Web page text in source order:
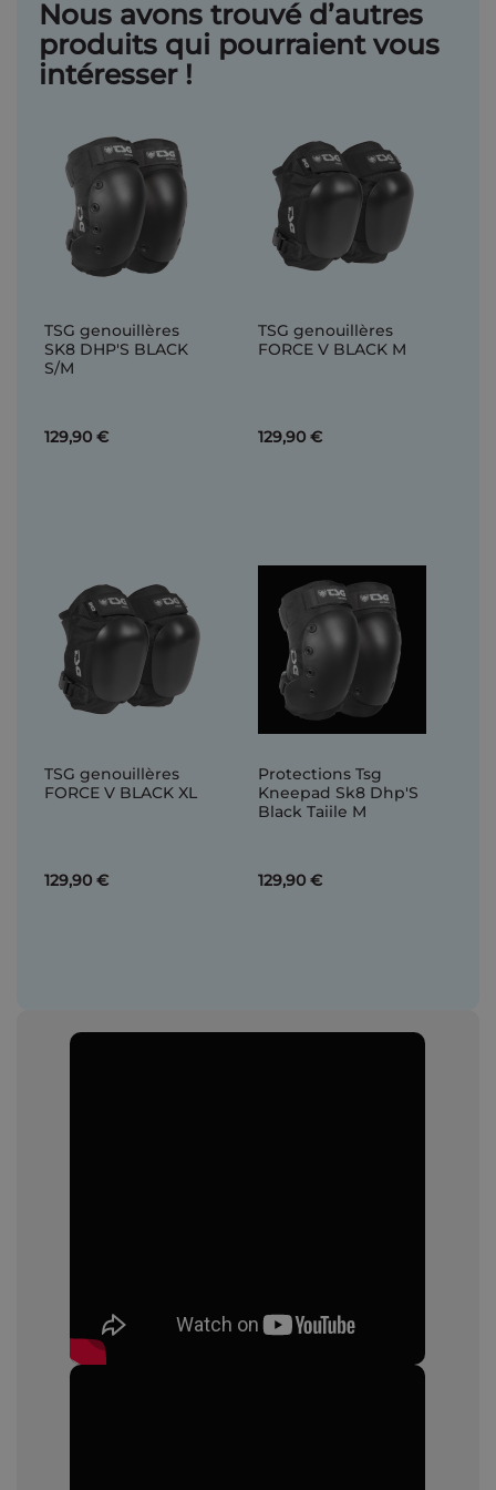
Nous avons trouvé d’autres
produits qui pourraient vous
intéresser !
TSG genouillères
SK8 DHP'S BLACK
S/M
129,90 €
TSG genouillères
FORCE V BLACK M
129,90 €
TSG genouillères
FORCE V BLACK XL
129,90 €
Protections Tsg
Kneepad Sk8 Dhp'S
Black Taiile M
129,90 €